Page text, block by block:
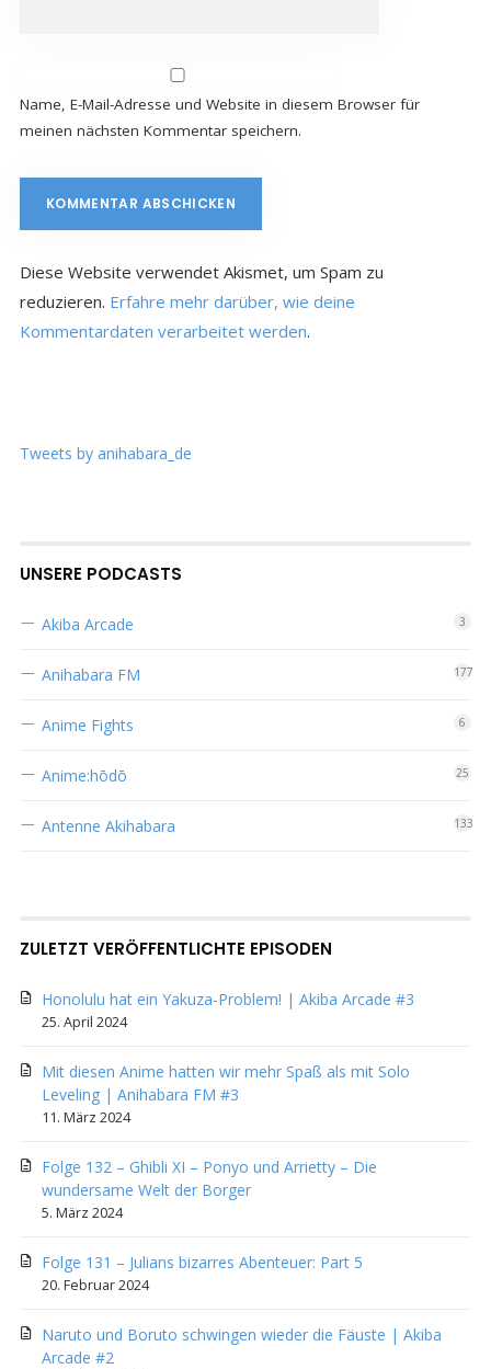
Name, E-Mail-Adresse und Website in diesem Browser für
meinen nächsten Kommentar speichern.
Diese Website verwendet Akismet, um Spam zu
reduzieren. Erfahre mehr darüber, wie deine
Kommentardaten verarbeitet werden.
Tweets by anihabara_de
UNSERE PODCASTS
Akiba Arcade 3
Anihabara FM 177
Anime Fights 6
Anime:hōdō 25
Antenne Akihabara 133
ZULETZT VERÖFFENTLICHTE EPISODEN
Honolulu hat ein Yakuza-Problem! | Akiba Arcade #3
25. April 2024
Mit diesen Anime hatten wir mehr Spaß als mit Solo
Leveling | Anihabara FM #3
11. März 2024
Folge 132 – Ghibli XI – Ponyo und Arrietty – Die
wundersame Welt der Borger
5. März 2024
Folge 131 – Julians bizarres Abenteuer: Part 5
20. Februar 2024
Naruto und Boruto schwingen wieder die Fäuste | Akiba
Arcade #2